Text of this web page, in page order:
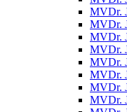
MVDr.
MVDr.
MVDr.
MVDr.
MVDr.
MVDr.
MVDr.
MVDr.